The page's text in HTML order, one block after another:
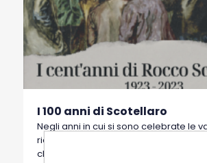
I 100 anni di Scotellaro
Negli anni in cui si sono celebrate le
ricorrenze, l’autore ha scritto articoli,
che, in ordine cronologico, sono qui